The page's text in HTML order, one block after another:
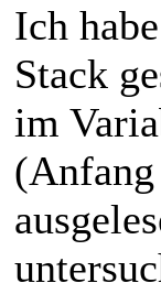
Ich
Stack
im
(Anfang